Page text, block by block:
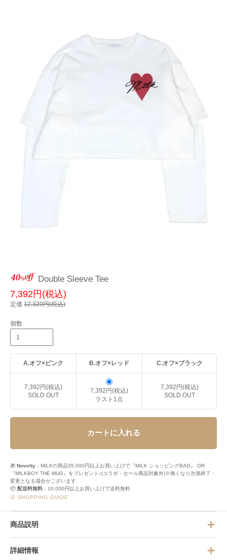
Double Sleeve Tee
7,392円(税込)
定価 12,320円(税込)
個数
A.オフ×ピンク B.オフ×レッド C.オフ×ブラック
7,392円(税込)
SOLD OUT
7,392円(税込)
ラスト1点
7,392円(税込)
SOLD OUT
カートに入れる
🎁 Novelty ：MILKの商品35,000円以上お買い上げで『MILK ショッピングBAG』 OR
『MILKBOY THE MUG』をプレゼント♪(コラボ・セール商品対象外)※無くなり次第終了・
変更となる場合がございます
📦 配送料無料 ：10,000円以上お買い上げで送料無料
🛒 SHOPPING GUIDE
商品説明
詳細情報